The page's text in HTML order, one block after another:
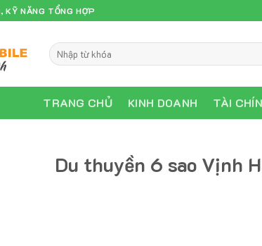
NĂNG TỔNG HỢP
TRANG CHỦ KINH DOANH TÀI
Du thuyền 6 sao Vịnh